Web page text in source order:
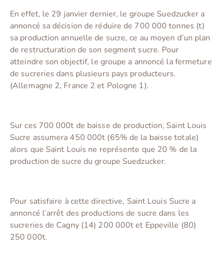
En effet, le 29 janvier dernier, le groupe Suedzucker a
annoncé sa décision de réduire de 700 000 tonnes (t)
sa production annuelle de sucre, ce au moyen d’un plan
de restructuration de son segment sucre. Pour
atteindre son objectif, le groupe a annoncé la fermeture
de sucreries dans plusieurs pays producteurs.
(Allemagne 2, France 2 et Pologne 1).
Sur ces 700 000t de baisse de production, Saint Louis
Sucre assumera 450 000t (65% de la baisse totale)
alors que Saint Louis ne représente que 20 % de la
production de sucre du groupe Suedzucker.
Pour satisfaire à cette directive, Saint Louis Sucre a
annoncé l’arrêt des productions de sucre dans les
sucreries de Cagny (14) 200 000t et Eppeville (80)
250 000t.